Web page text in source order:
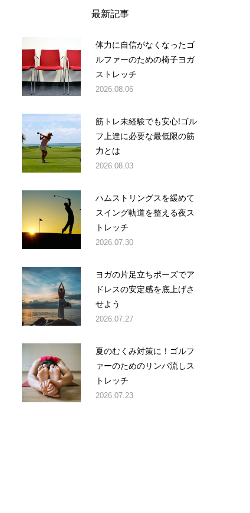
最新記事
体力に自信がなくなったゴ
ルファーのための椅子ヨガ
ストレッチ
2026.08.06
筋トレ未経験でも安心!ゴル
フ上達に必要な最低限の筋
力とは
2026.08.03
ハムストリングスを緩めて
スイング軌道を整える夜ス
トレッチ
2026.07.30
ヨガの片足立ちポーズでア
ドレスの安定感を底上げさ
せよう
2026.07.27
夏のむくみ対策に！ゴルフ
ァーのためのリンパ流しス
トレッチ
2026.07.23